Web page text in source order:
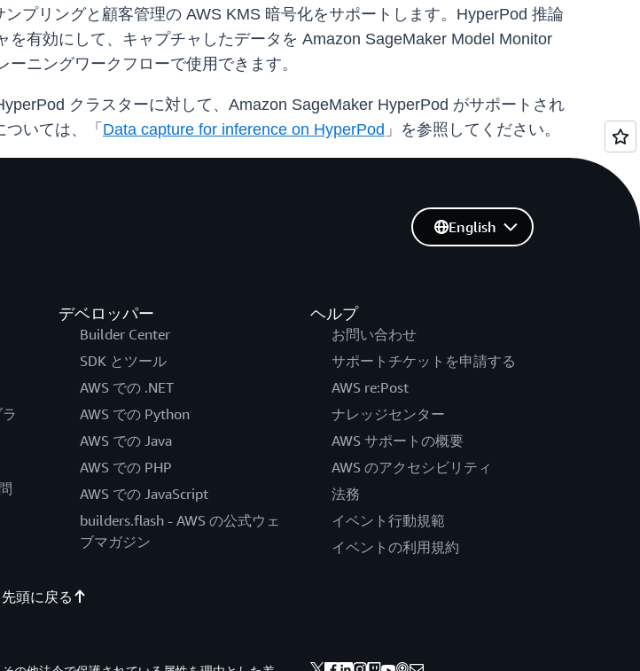
プリングと顧客管理の AWS KMS 暗号化をサポートします。HyperPod 推論
有効にして、キャプチャしたデータを Amazon SageMaker Model Monitor
ニングワークフローで使用できます。
クラスターに対して、Amazon SageMaker HyperPod がサポートされ
いては、「 Data capture for inference on HyperPod 」を参照してください。
デベロッパー
Builder Center
SDK とツール
AWS での .NET
AWS での Python
AWS での Java
AWS での PHP
AWS での JavaScript
builders.flash - AWS の公式ウェ
ブマガジン
ヘルプ
お問い合わせ
サポートチケットを申請する
AWS re:Post
ナレッジセンター
AWS サポートの概要
AWS のアクセシビリティ
法務
イベント行動規範
イベントの利用規約
English
先頭に戻る